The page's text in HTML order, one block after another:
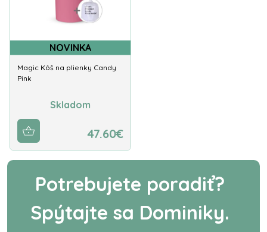
NOVINKA
Magic Kôš na plienky Candy
Pink
Skladom
47.60€
Potrebujete poradiť?
Spýtajte sa Dominiky.